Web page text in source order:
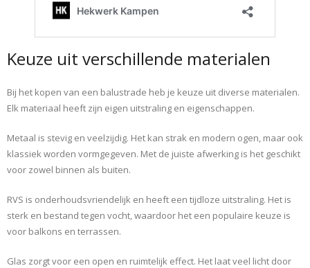
Keuze uit verschillende materialen
Bij het kopen van een balustrade heb je keuze uit diverse materialen.
Elk materiaal heeft zijn eigen uitstraling en eigenschappen.
Metaal is stevig en veelzijdig. Het kan strak en modern ogen, maar ook
klassiek worden vormgegeven. Met de juiste afwerking is het geschikt
voor zowel binnen als buiten.
RVS is onderhoudsvriendelijk en heeft een tijdloze uitstraling. Het is
sterk en bestand tegen vocht, waardoor het een populaire keuze is
voor balkons en terrassen.
Glas zorgt voor een open en ruimtelijk effect. Het laat veel licht door